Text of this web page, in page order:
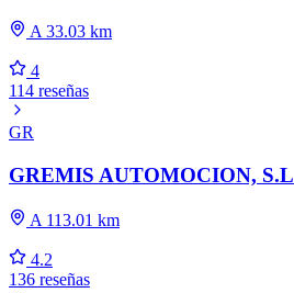
A 33.03 km
4
114 reseñas
GR
GREMIS AUTOMOCION, S.L
A 113.01 km
4.2
136 reseñas